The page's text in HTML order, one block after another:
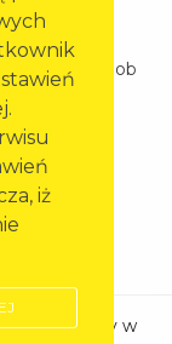
20:00 Sob
0000
Motorowy w
iż